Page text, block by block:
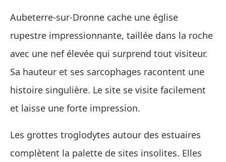
Aubeterre-sur-Dronne cache une église
rupestre impressionnante, taillée dans la roche
avec une nef élevée qui surprend tout visiteur.
Sa hauteur et ses sarcophages racontent une
histoire singulière. Le site se visite facilement
et laisse une forte impression.
Les grottes troglodytes autour des estuaires
complètent la palette de sites insolites. Elles